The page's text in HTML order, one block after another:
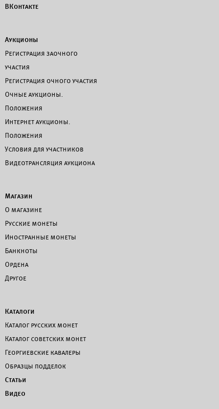
ВКонтакте
Аукционы
Регистрация заочного
участия
Регистрация очного участия
Очные аукционы.
Положения
Интернет аукционы.
Положения
Условия для участников
Видеотрансляция аукциона
Магазин
О магазине
Русские монеты
Иностранные монеты
Банкноты
Ордена
Другое
Каталоги
Каталог русских монет
Каталог советских монет
Георгиевские кавалеры
Образцы подделок
Статьи
Видео